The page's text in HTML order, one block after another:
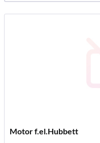
Motor f.el.Hubbett